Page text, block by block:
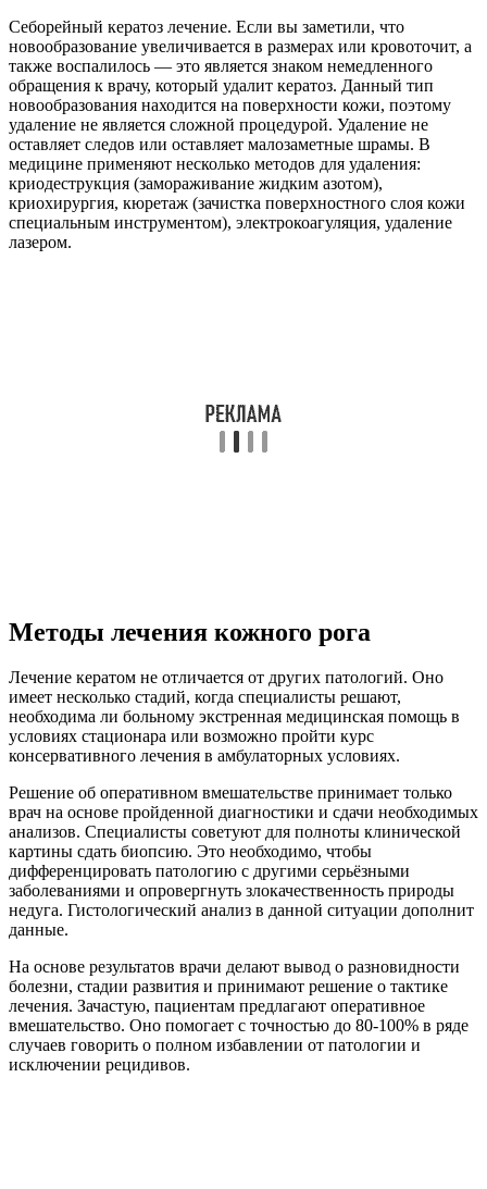
Себорейный кератоз лечение. Если вы заметили, что
новообразование увеличивается в размерах или кровоточит, а
также воспалилось — это является знаком немедленного
обращения к врачу, который удалит кератоз. Данный тип
новообразования находится на поверхности кожи, поэтому
удаление не является сложной процедурой. Удаление не
оставляет следов или оставляет малозаметные шрамы. В
медицине применяют несколько методов для удаления:
криодеструкция (замораживание жидким азотом),
криохирургия, кюретаж (зачистка поверхностного слоя кожи
специальным инструментом), электрокоагуляция, удаление
лазером.
Методы лечения кожного рога
Лечение кератом не отличается от других патологий. Оно
имеет несколько стадий, когда специалисты решают,
необходима ли больному экстренная медицинская помощь в
условиях стационара или возможно пройти курс
консервативного лечения в амбулаторных условиях.
Решение об оперативном вмешательстве принимает только
врач на основе пройденной диагностики и сдачи необходимых
анализов. Специалисты советуют для полноты клинической
картины сдать биопсию. Это необходимо, чтобы
дифференцировать патологию с другими серьёзными
заболеваниями и опровергнуть злокачественность природы
недуга. Гистологический анализ в данной ситуации дополнит
данные.
На основе результатов врачи делают вывод о разновидности
болезни, стадии развития и принимают решение о тактике
лечения. Зачастую, пациентам предлагают оперативное
вмешательство. Оно помогает с точностью до 80-100% в ряде
случаев говорить о полном избавлении от патологии и
исключении рецидивов.